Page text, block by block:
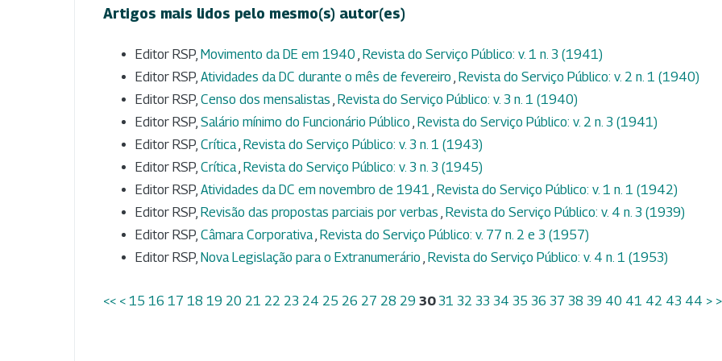
Artigos mais lidos pelo mesmo(s) autor(es)
Editor RSP, Movimento da DE em 1940 , Revista do Serviço Público: v. 1 n. 3 (1941)
Editor RSP, Atividades da DC durante o mês de fevereiro , Revista do Serviço Público: v. 2 n. 1 (1940)
Editor RSP, Censo dos mensalistas , Revista do Serviço Público: v. 3 n. 1 (1940)
Editor RSP, Salário mínimo do Funcionário Público , Revista do Serviço Público: v. 2 n. 3 (1941)
Editor RSP, Crítica, Revista do Serviço Público: v. 3 n. 1 (1943)
Editor RSP, Crítica, Revista do Serviço Público: v. 3 n. 3 (1945)
Editor RSP, Atividades da DC em novembro de 1941 , Revista do Serviço Público: v. 1 n. 1 (1942)
Editor RSP, Revisão das propostas parciais por verbas , Revista do Serviço Público: v. 4 n. 3 (1939)
Editor RSP, Câmara Corporativa, Revista do Serviço Público: v. 77 n. 2 e 3 (1957)
Editor RSP, Nova Legislação para o Extranumerário , Revista do Serviço Público: v. 4 n. 1 (1953)
<< < 15 16 17 18 19 20 21 22 23 24 25 26 27 28 29 30 31 32 33 34 35 36 37 38 39 40 41 42 43 44 >